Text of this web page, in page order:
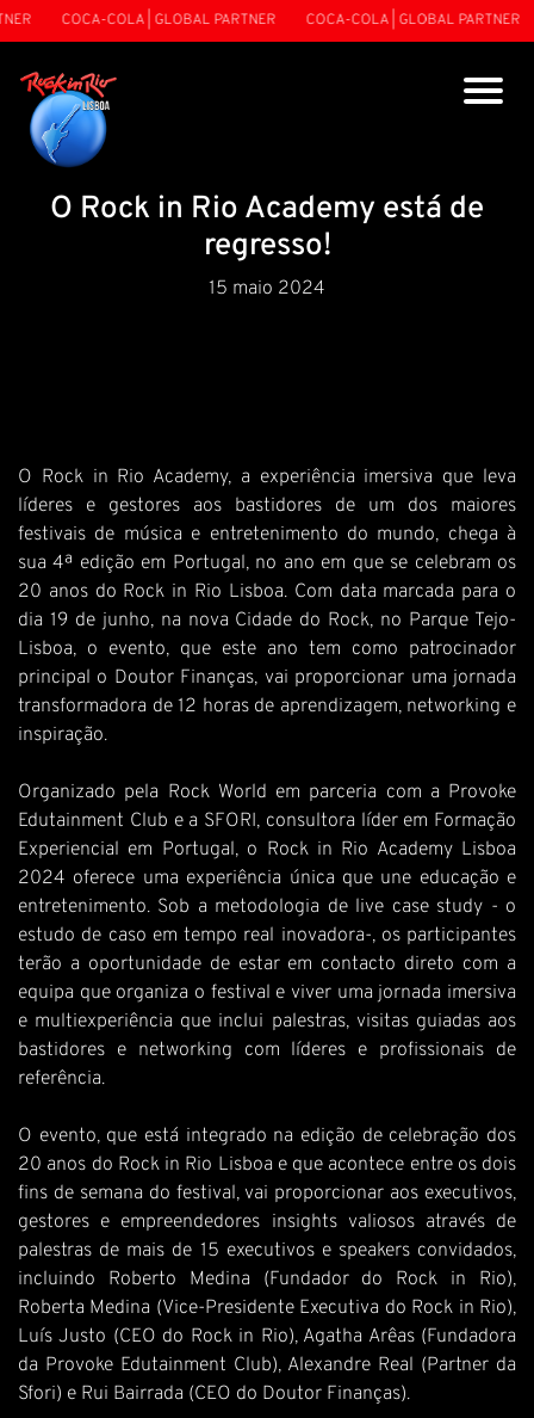
COCA-COLA | GLOBAL PARTNER COCA-COLA | GLOBAL PARTNER
O Rock in Rio Academy está de
regresso!
15 maio 2024
O Rock in Rio Academy, a experiência imersiva que leva
líderes e gestores aos bastidores de um dos maiores
festivais de música e entretenimento do mundo, chega à
sua 4ª edição em Portugal, no ano em que se celebram os
20 anos do Rock in Rio Lisboa. Com data marcada para o
dia 19 de junho, na nova Cidade do Rock, no Parque Tejo-
Lisboa, o evento, que este ano tem como patrocinador
principal o Doutor Finanças, vai proporcionar uma jornada
transformadora de 12 horas de aprendizagem, networking e
inspiração.
Organizado pela Rock World em parceria com a Provoke
Edutainment Club e a SFORI, consultora líder em Formação
Experiencial em Portugal, o Rock in Rio Academy Lisboa
2024 oferece uma experiência única que une educação e
entretenimento. Sob a metodologia de live case study - o
estudo de caso em tempo real inovadora-, os participantes
terão a oportunidade de estar em contacto direto com a
equipa que organiza o festival e viver uma jornada imersiva
e multiexperiência que inclui palestras, visitas guiadas aos
bastidores e networking com líderes e profissionais de
referência.
O evento, que está integrado na edição de celebração dos
20 anos do Rock in Rio Lisboa e que acontece entre os dois
fins de semana do festival, vai proporcionar aos executivos,
gestores e empreendedores insights valiosos através de
palestras de mais de 15 executivos e speakers convidados,
incluindo Roberto Medina (Fundador do Rock in Rio),
Roberta Medina (Vice-Presidente Executiva do Rock in Rio),
Luís Justo (CEO do Rock in Rio), Agatha Arêas (Fundadora
da Provoke Edutainment Club), Alexandre Real (Partner da
Sfori) e Rui Bairrada (CEO do Doutor Finanças).